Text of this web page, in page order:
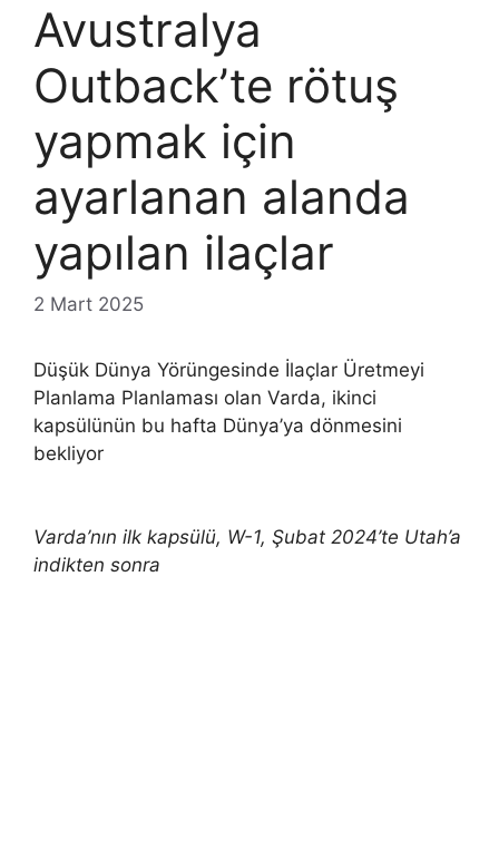
Avustralya
Outback’te rötuş
yapmak için
ayarlanan alanda
yapılan ilaçlar
2 Mart 2025
Düşük Dünya Yörüngesinde İlaçlar Üretmeyi
Planlama Planlaması olan Varda, ikinci
kapsülünün bu hafta Dünya’ya dönmesini
bekliyor
Varda’nın ilk kapsülü, W-1, Şubat 2024’te Utah’a
indikten sonra